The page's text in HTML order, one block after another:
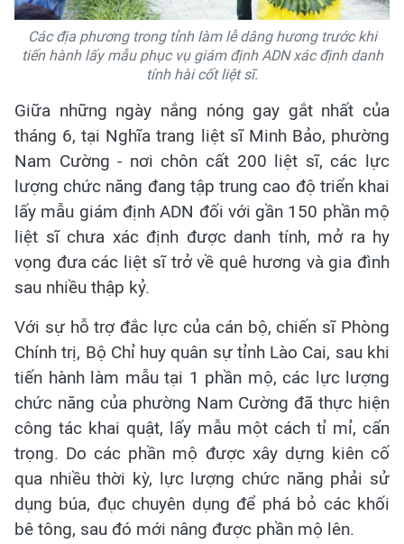
Các địa phương trong tỉnh làm lễ dâng hương trước khi
tiến hành lấy mẫu phục vụ giám định ADN xác định danh
tính hài cốt liệt sĩ.
Giữa những ngày nắng nóng gay gắt nhất của
tháng 6, tại Nghĩa trang liệt sĩ Minh Bảo, phường
Nam Cường - nơi chôn cất 200 liệt sĩ, các lực
lượng chức năng đang tập trung cao độ triển khai
lấy mẫu giám định ADN đối với gần 150 phần mộ
liệt sĩ chưa xác định được danh tính, mở ra hy
vọng đưa các liệt sĩ trở về quê hương và gia đình
sau nhiều thập kỷ.
Với sự hỗ trợ đắc lực của cán bộ, chiến sĩ Phòng
Chính trị, Bộ Chỉ huy quân sự tỉnh Lào Cai, sau khi
tiến hành làm mẫu tại 1 phần mộ, các lực lượng
chức năng của phường Nam Cường đã thực hiện
công tác khai quật, lấy mẫu một cách tỉ mỉ, cẩn
trọng. Do các phần mộ được xây dựng kiên cố
qua nhiều thời kỳ, lực lượng chức năng phải sử
dụng búa, đục chuyên dụng để phá bỏ các khối
bê tông, sau đó mới nâng được phần mộ lên.